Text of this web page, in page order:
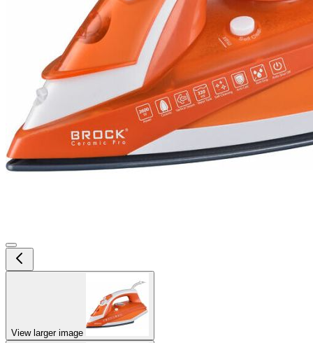
View larger image